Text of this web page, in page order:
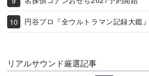
円谷プロ『全ウルトラマン記録大鑑』
リアルサウンド厳選記事